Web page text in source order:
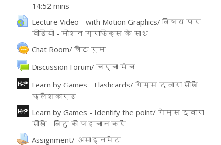
14:52 mins
URL
Lecture Video - with Motion Graphics/ विषय पर
वीडियो - मोशन ग्राफिक्स के साथ
URL
Chat Room/ चैट रूम
Discussion Forum/ चर्चा मंच
వేదిక
Learn by Games - Flashcards/ गेम्स द्वारा सीखें -
फ्लैशकार्डఇంటరాక్టివ్ కంటెంట్
Learn by Games - Identify the point/ गेम्स द्वारा
सीखें - बिंदु की पहचान करेंఇంటరాక్టివ్ కంటెంట్
Assignment/ असाइनमेंट
అసైన్మెంట్